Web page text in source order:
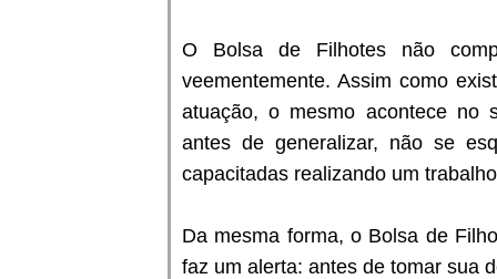
O Bolsa de Filhotes não
veementemente. Assim como
atuação, o mesmo acontece no
antes de generalizar, não se
capacitadas realizando um
Da mesma forma, o Bolsa de
faz um alerta: antes de tomar sua